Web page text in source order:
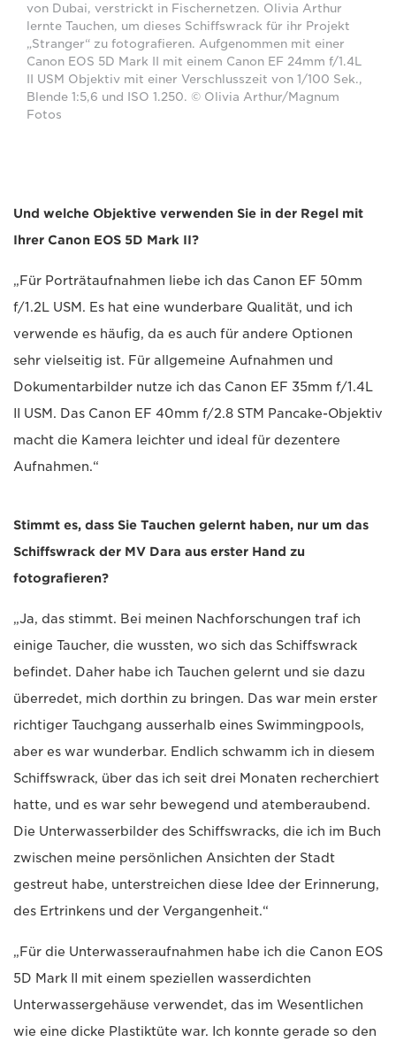
von Dubai, verstrickt in Fischernetzen. Olivia Arthur
lernte Tauchen, um dieses Schiffswrack für ihr Projekt
„Stranger“ zu fotografieren. Aufgenommen mit einer
Canon EOS 5D Mark II mit einem Canon EF 24mm f/1.4L
II USM Objektiv mit einer Verschlusszeit von 1/100 Sek.,
Blende 1:5,6 und ISO 1.250. © Olivia Arthur/Magnum
Fotos
Und welche Objektive verwenden Sie in der Regel mit
Ihrer Canon EOS 5D Mark II?
„Für Porträtaufnahmen liebe ich das Canon EF 50mm
f/1.2L USM. Es hat eine wunderbare Qualität, und ich
verwende es häufig, da es auch für andere Optionen
sehr vielseitig ist. Für allgemeine Aufnahmen und
Dokumentarbilder nutze ich das Canon EF 35mm f/1.4L
II USM. Das Canon EF 40mm f/2.8 STM Pancake-Objektiv
macht die Kamera leichter und ideal für dezentere
Aufnahmen.“
Stimmt es, dass Sie Tauchen gelernt haben, nur um das
Schiffswrack der MV Dara aus erster Hand zu
fotografieren?
„Ja, das stimmt. Bei meinen Nachforschungen traf ich
einige Taucher, die wussten, wo sich das Schiffswrack
befindet. Daher habe ich Tauchen gelernt und sie dazu
überredet, mich dorthin zu bringen. Das war mein erster
richtiger Tauchgang ausserhalb eines Swimmingpools,
aber es war wunderbar. Endlich schwamm ich in diesem
Schiffswrack, über das ich seit drei Monaten recherchiert
hatte, und es war sehr bewegend und atemberaubend.
Die Unterwasserbilder des Schiffswracks, die ich im Buch
zwischen meine persönlichen Ansichten der Stadt
gestreut habe, unterstreichen diese Idee der Erinnerung,
des Ertrinkens und der Vergangenheit.“
„Für die Unterwasseraufnahmen habe ich die Canon EOS
5D Mark II mit einem speziellen wasserdichten
Unterwassergehäuse verwendet, das im Wesentlichen
wie eine dicke Plastiktüte war. Ich konnte gerade so den